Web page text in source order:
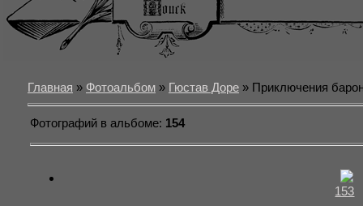
Главная » Фотоальбом » Гюстав Доре » Приключения
Фотографий в альбоме: 154
153